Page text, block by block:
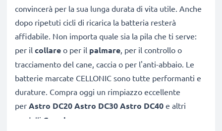
convincerà per la sua lunga durata di vita utile. Anche
dopo ripetuti cicli di ricarica la batteria resterà
affidabile. Non importa quale sia la pila che ti serve:
per il collare o per il palmare, per il controllo o
tracciamento del cane, caccia o per l'anti-abbaio. Le
batterie marcate CELLONIC sono tutte performanti e
durature. Compra oggi un rimpiazzo eccellente
per Astro DC20 Astro DC30 Astro DC40 e altri
modelli Garmin